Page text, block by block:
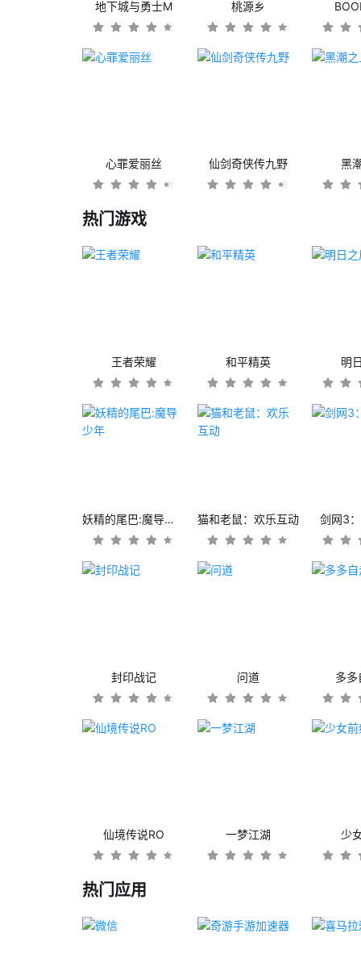
地下城与勇士M 桃源乡
心罪爱丽丝 仙剑奇侠传九野 黑
热门游戏
王者荣耀 和平精英 明
妖精的尾巴:魔导少年 猫和老鼠：欢乐互动 剑网3
封印战记 问道 多多
仙境传说RO 一梦江湖 少
热门应用